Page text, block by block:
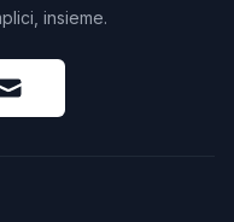
insieme.